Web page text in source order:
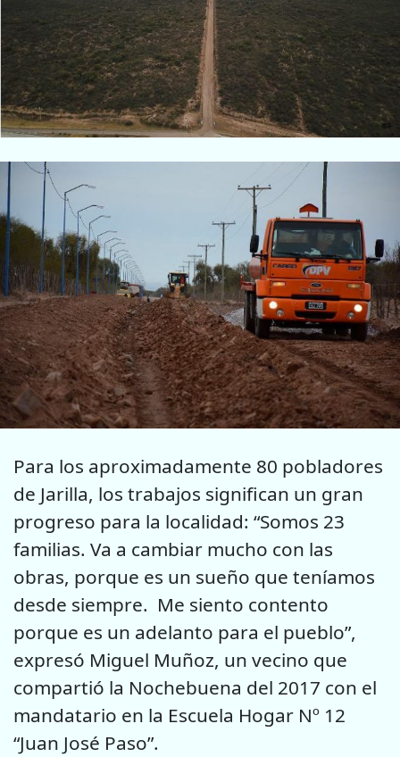
Para los aproximadamente 80 pobladores
de Jarilla, los trabajos significan un gran
progreso para la localidad: “Somos 23
familias. Va a cambiar mucho con las
obras, porque es un sueño que teníamos
desde siempre. Me siento contento
porque es un adelanto para el pueblo”,
expresó Miguel Muñoz, un vecino que
compartió la Nochebuena del 2017 con el
mandatario en la Escuela Hogar Nº 12
“Juan José Paso”.